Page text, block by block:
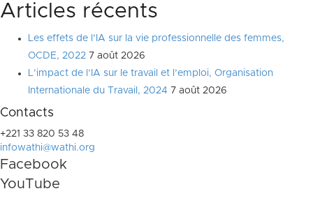
Articles récents
Les effets de l’IA sur la vie professionnelle des femmes,
OCDE, 2022 7 août 2026
L’impact de l’IA sur le travail et l’emploi, Organisation
Internationale du Travail, 2024 7 août 2026
Contacts
+221 33 820 53 48
infowathi@wathi.org
Facebook
YouTube